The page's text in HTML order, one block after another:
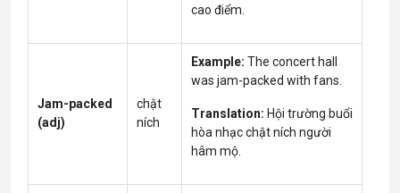
cao điểm.
Jam-packed
(adj)
chật
ních
Example: The concert hall
was jam-packed with fans.
Translation: Hội trường buổi
hòa nhạc chật ních người
hâm mộ.